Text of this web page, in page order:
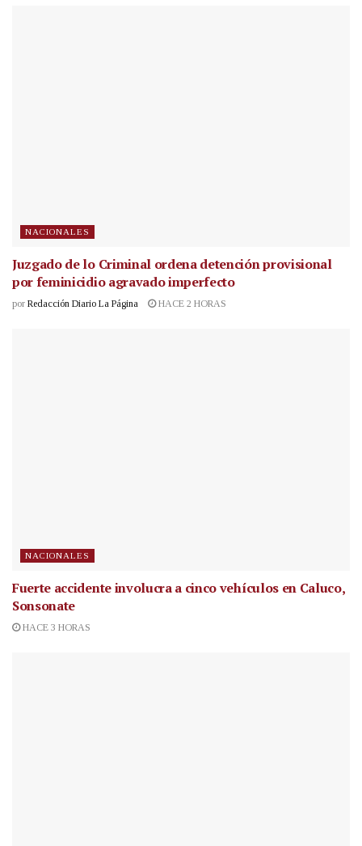
NACIONALES
Juzgado de lo Criminal ordena detención provisional
por feminicidio agravado imperfecto
por Redacción Diario La Página HACE 2 HORAS
NACIONALES
Fuerte accidente involucra a cinco vehículos en Caluco,
Sonsonate
HACE 3 HORAS